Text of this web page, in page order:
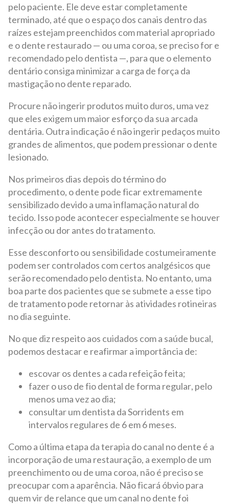
pelo paciente. Ele deve estar completamente
terminado, até que o espaço dos canais dentro das
raízes estejam preenchidos com material apropriado
e o dente restaurado — ou uma coroa, se preciso for e
recomendado pelo dentista —, para que o elemento
dentário consiga minimizar a carga de força da
mastigação no dente reparado.
Procure não ingerir produtos muito duros, uma vez
que eles exigem um maior esforço da sua arcada
dentária. Outra indicação é não ingerir pedaços muito
grandes de alimentos, que podem pressionar o dente
lesionado.
Nos primeiros dias depois do término do
procedimento, o dente pode ficar extremamente
sensibilizado devido a uma inflamação natural do
tecido. Isso pode acontecer especialmente se houver
infecção ou dor antes do tratamento.
Esse desconforto ou sensibilidade costumeiramente
podem ser controlados com certos analgésicos que
serão recomendado pelo dentista. No entanto, uma
boa parte dos pacientes que se submete a esse tipo
de tratamento pode retornar às atividades rotineiras
no dia seguinte.
No que diz respeito aos cuidados com a saúde bucal,
podemos destacar e reafirmar a importância de:
escovar os dentes a cada refeição feita;
fazer o uso de fio dental de forma regular, pelo
menos uma vez ao dia;
consultar um dentista da Sorridents em
intervalos regulares de 6 em 6 meses.
Como a última etapa da terapia do canal no dente é a
incorporação de uma restauração, a exemplo de um
preenchimento ou de uma coroa, não é preciso se
preocupar com a aparência. Não ficará óbvio para
quem vir de relance que um canal no dente foi